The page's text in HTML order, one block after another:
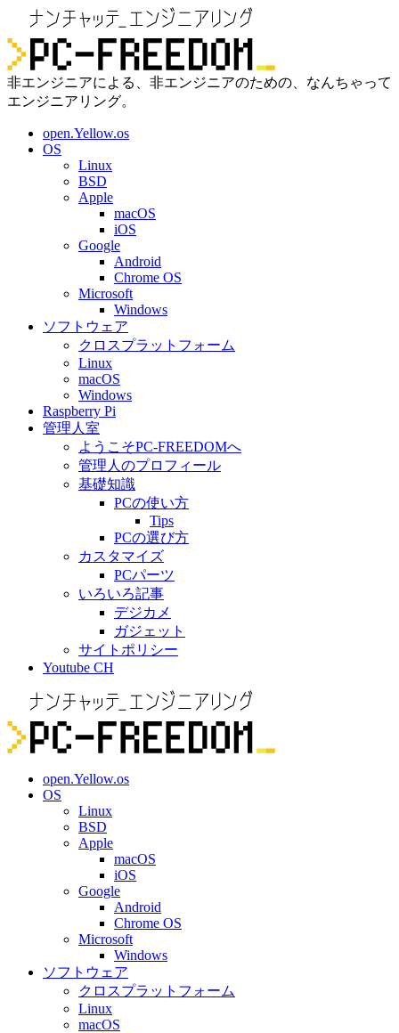
非エンジニアによる、非エンジニアのための、なんちゃって
エンジニアリング。
open.Yellow.os
OS
Linux
BSD
Apple
macOS
iOS
Google
Android
Chrome OS
Microsoft
Windows
ソフトウェア
クロスプラットフォーム
Linux
macOS
Windows
Raspberry Pi
管理人室
ようこそPC-FREEDOMへ
管理人のプロフィール
基礎知識
PCの使い方
Tips
PCの選び方
カスタマイズ
PCパーツ
いろいろ記事
デジカメ
ガジェット
サイトポリシー
Youtube CH
open.Yellow.os
OS
Linux
BSD
Apple
macOS
iOS
Google
Android
Chrome OS
Microsoft
Windows
ソフトウェア
クロスプラットフォーム
Linux
macOS